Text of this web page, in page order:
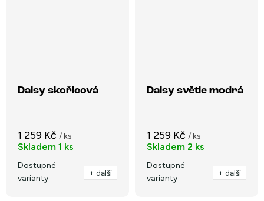
Daisy skořicová
1 259 Kč / ks
Skladem 1 ks
Dostupné
varianty
+ další
Daisy světle modrá
1 259 Kč / ks
Skladem 2 ks
Dostupné
varianty
+ další